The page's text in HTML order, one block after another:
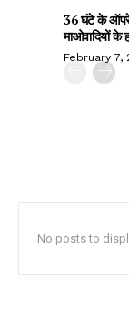
36 घंटे के
माओवादियों के
February 7,
No posts to